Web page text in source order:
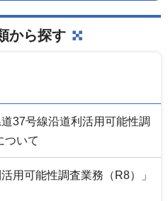
から探す
37号線沿道利活用可能性調
ついて
用可能性調査業務（R8）」